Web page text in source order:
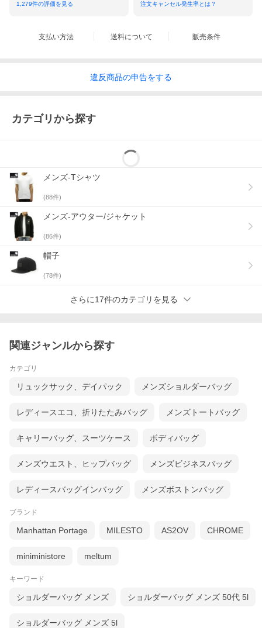
1,279件の評価を見る 注文キャンセル発生率とは？
支払い方法 送料について 販売条件
違反商品の申告をする
カテゴリから探す
メンズ-Tシャツ
(88件)
メンズ-アウター/ジャケット
(86件)
帽子
(78件)
さらに17件のカテゴリを見る
関連ジャンルから探す
カテゴリ
リュックサック、デイパック メンズショルダーバッグ
レディースエコ、折りたたみバッグ メンズトートバッグ
キャリーバッグ、スーツケース ボディバッグ
メンズウエスト、ヒップバッグ メンズビジネスバッグ
レディースバッグインバッグ メンズボストンバッグ
ブランド
Manhattan Portage MILESTO AS2OV CHROME
miniministore meltum
キーワード
ショルダーバッグ メンズ ショルダーバッグ メンズ 50代 5l
ショルダーバッグ メンズ 5l